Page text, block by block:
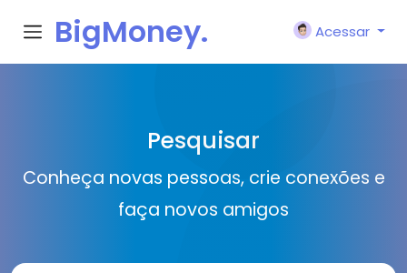
BigMoney.
Acessar
Pesquisar
Conheça novas pessoas, crie conexões e
faça novos amigos